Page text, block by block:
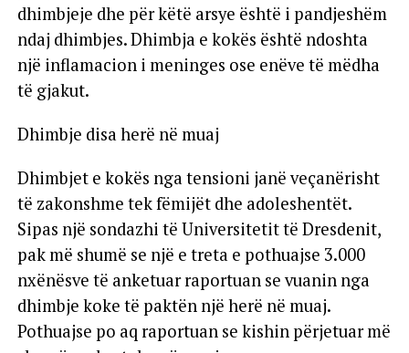
dhimbjeje dhe për këtë arsye është i pandjeshëm
ndaj dhimbjes. Dhimbja e kokës është ndoshta
një inflamacion i meninges ose enëve të mëdha
të gjakut.
Dhimbje disa herë në muaj
Dhimbjet e kokës nga tensioni janë veçanërisht
të zakonshme tek fëmijët dhe adoleshentët.
Sipas një sondazhi të Universitetit të Dresdenit,
pak më shumë se një e treta e pothuajse 3.000
nxënësve të anketuar raportuan se vuanin nga
dhimbje koke të paktën një herë në muaj.
Pothuajse po aq raportuan se kishin përjetuar më